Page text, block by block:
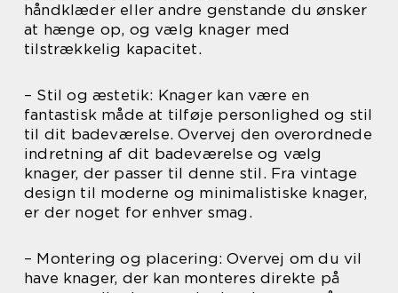
håndklæder eller andre genstande du ønsker
at hænge op, og vælg knager med
tilstrækkelig kapacitet.
– Stil og æstetik: Knager kan være en
fantastisk måde at tilføje personlighed og stil
til dit badeværelse. Overvej den overordnede
indretning af dit badeværelse og vælg
knager, der passer til denne stil. Fra vintage
design til moderne og minimalistiske knager,
er der noget for enhver smag.
– Montering og placering: Overvej om du vil
have knager, der kan monteres direkte på